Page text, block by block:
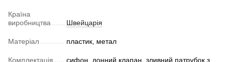
Країна
виробництва
Швейцарія
Матеріал пластик, метал
Комплектація
сифон, донний клапан, зливний патрубок з